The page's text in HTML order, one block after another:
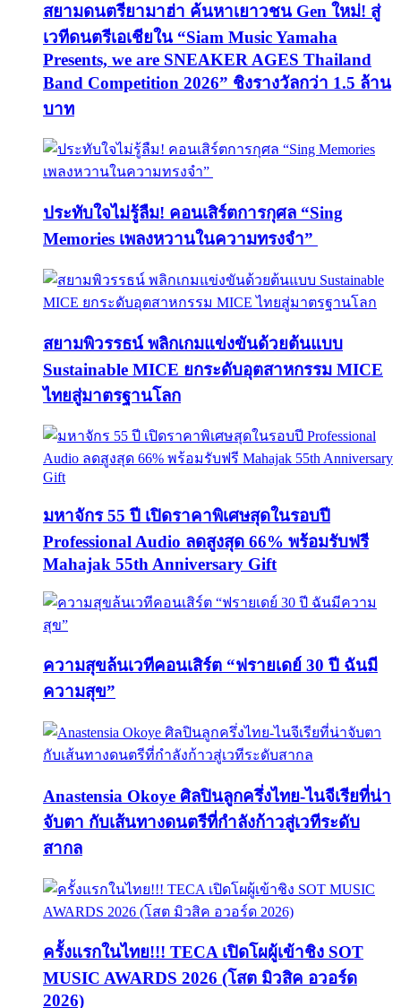
สยามดนตรียามาฮ่า ค้นหาเยาวชน Gen ใหม่! สู่
เวทีดนตรีเอเชียใน “Siam Music Yamaha
Presents, we are SNEAKER AGES Thailand
Band Competition 2026” ชิงรางวัลกว่า 1.5 ล้าน
บาท
ประทับใจไม่รู้ลืม! คอนเสิร์ตการกุศล “Sing
Memories เพลงหวานในความทรงจำ”
สยามพิวรรธน์ พลิกเกมแข่งขันด้วยต้นแบบ
Sustainable MICE ยกระดับอุตสาหกรรม MICE
ไทยสู่มาตรฐานโลก
มหาจักร 55 ปี เปิดราคาพิเศษสุดในรอบปี
Professional Audio ลดสูงสุด 66% พร้อมรับฟรี
Mahajak 55th Anniversary Gift
ความสุขล้นเวทีคอนเสิร์ต “ฟรายเดย์ 30 ปี ฉันมี
ความสุข”
Anastensia Okoye ศิลปินลูกครึ่งไทย-ไนจีเรียที่น่า
จับตา กับเส้นทางดนตรีที่กำลังก้าวสู่เวทีระดับ
สากล
ครั้งแรกในไทย!!! TECA เปิดโผผู้เข้าชิง SOT
MUSIC AWARDS 2026 (โสต มิวสิค อวอร์ด
2026)